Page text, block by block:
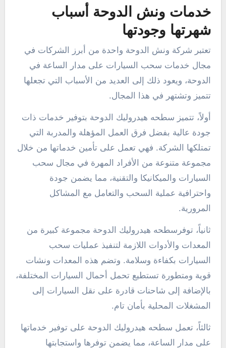
خدمات ونش الدوحة أسباب
شهرتها وجودتها
تعتبر شركة ونش الدوحة واحدة من أبرز الشركات في
مجال خدمات سحب السيارات على مدار الساعة في
الدوحة، ويعود ذلك إلى العديد من الأسباب التي تجعلها
تتميز وتشتهر في هذا المجال.
أولاً، تتميز سطحه هيدروليك الدوحة بتوفير خدمات ذات
جودة عالية بفضل فرق العمل المؤهلة والمدربة التي
تمتلكها الشركة. فهي تعمل على تأمين خدماتها من خلال
مجموعة متنوعة من الأفراد المهرة في مجال سحب
السيارات والميكانيكا والتقنية، مما يضمن جودة
واحترافية عملية السحب والتعامل مع المشاكل
المرورية.
ثانياً، توفرسطحه هيدروليك الدوحة مجموعة كبيرة من
المعدات والأدوات اللازمة لتنفيذ عمليات سحب
السيارات بكفاءة وسلامة. وتضم هذه المعدات ونشات
قوية ومتطورة تستطيع تحمل أحمال السيارات المختلفة،
بالإضافة إلى شاحنات قادرة على نقل السيارات إلى
المشغلات المحلية بأمان تام.
ثالثاً، تعمل سطحه هيدروليك الدوحة على توفير خدماتها
على مدار الساعة، مما يضمن توفرها واستجابتها